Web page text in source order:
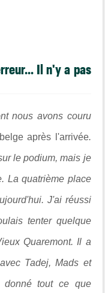
Il n'y a pas
nous avons couru
après l'arrivée.
le podium, mais je
La quatrième place
J'ai réussi
tenter quelque
Quaremont. Il a
Tadej, Mads et
tout ce que